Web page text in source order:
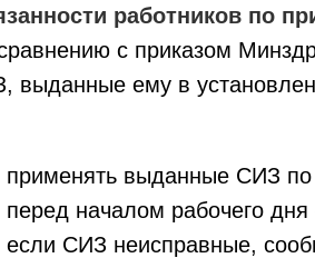
работников по
с приказом
выданные ему в
применять выданные СИЗ по
перед началом рабочего
если СИЗ неисправные,